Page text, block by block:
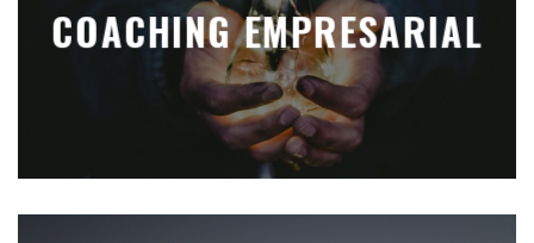
COACHING EMPRESARIAL